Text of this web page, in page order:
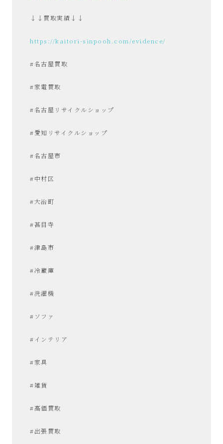
↓↓買取実績↓↓
https://kaitori-sinpooh.com/evidence/
#名古屋買取
#家電買取
#名古屋リサイクルショップ
#愛知リサイクルショップ
#名古屋市
#中村区
#大治町
#甚目寺
#津島市
#冷蔵庫
#洗濯機
#ソファ
#インテリア
#家具
#雑貨
#高価買取
#出張買取